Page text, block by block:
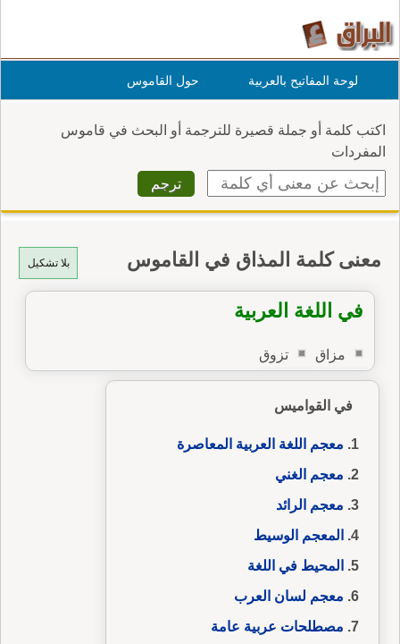
لوحة المفاتيح بالعربية حول القاموس
اكتب كلمة أو جملة قصيرة للترجمة أو البحث في قاموس
المفردات
بلا تشكيل معنى كلمة المذاق في القاموس
في اللغة العربية
مزاق تزوق
في القواميس
معجم اللغة العربية المعاصرة
معجم الغني
معجم الرائد
المعجم الوسيط
المحيط في اللغة
معجم لسان العرب
مصطلحات عربية عامة